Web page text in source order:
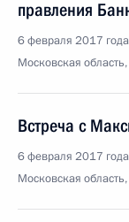
правления
6 февраля 2017
Московская
Встреча с
6 февраля 2017
Московская